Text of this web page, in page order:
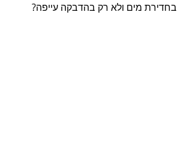
מים ולא רק בהדבקה עייפה?